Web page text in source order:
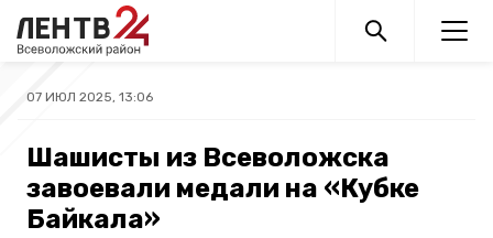
07 ИЮЛ 2025, 13:06
Шашисты из Всеволожска
завоевали медали на «Кубке
Байкала»